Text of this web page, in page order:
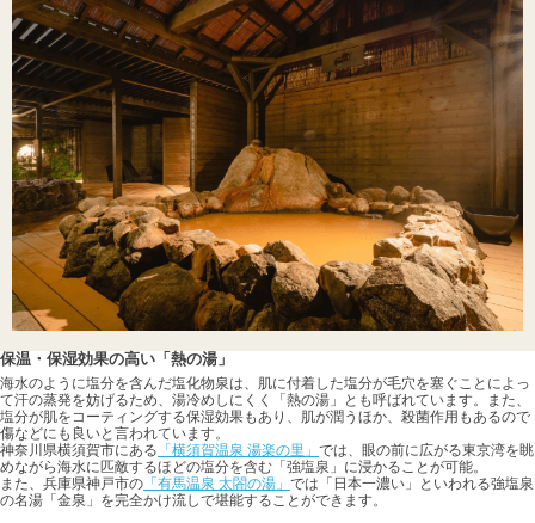
保温・保湿効果の高い「熱の湯」
海水のように塩分を含んだ塩化物泉は、肌に付着した塩分が毛穴を塞ぐことによっ
て汗の蒸発を妨げるため、湯冷めしにくく「熱の湯」とも呼ばれています。また、
塩分が肌をコーティングする保湿効果もあり、肌が潤うほか、殺菌作用もあるので
傷などにも良いと言われています。
神奈川県横須賀市にある 「横須賀温泉 湯楽の里」 では、眼の前に広がる東京湾を眺
めながら海水に匹敵するほどの塩分を含む「強塩泉」に浸かることが可能。
また、兵庫県神戸市の 「有馬温泉 太閤の湯」 では「日本一濃い」といわれる強塩泉
の名湯「金泉」を完全かけ流しで堪能することができます。